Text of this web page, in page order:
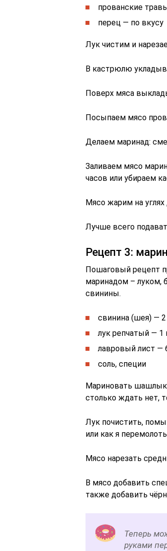
прованские
перец — по вкусу
Лук чистим и
В кастрюлю
Поверх мяса
Посыпаем мясо
Делаем маринад:
Заливаем мясо
часов или убираем
Мясо жарим на
Лучше всего
Рецепт 3:
Пошаговый рецепт
маринадом – луком,
свинины.
свинина (шея) — 2
лук репчатый — 1
лавровый лист —
соль, специи
Мариновать шашлык
столько ждать нет,
Лук почистить,
или как я
Мясо нарезать
В мясо добавить
также добавить
Теперь
руками